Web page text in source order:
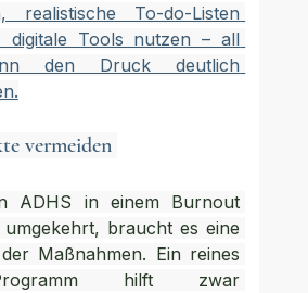
realistische To-do-Listen
digitale Tools nutzen – all
den Druck deutlich
vermeiden
ADHS in einem Burnout
braucht es eine
Maßnahmen. Ein reines
Programm hilft zwar